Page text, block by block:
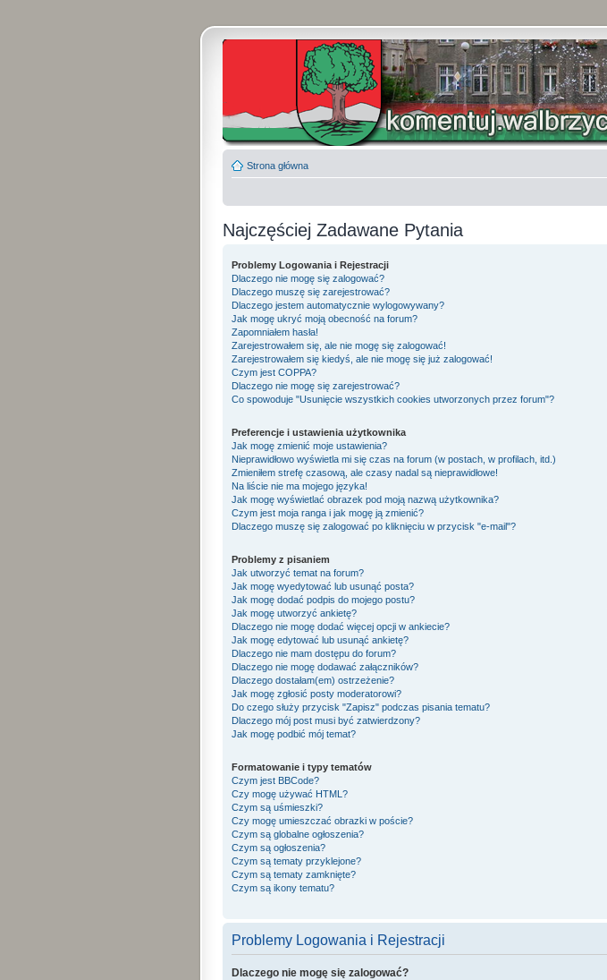
Strona główna
Najczęściej Zadawane Pytania
Problemy Logowania i Rejestracji
Dlaczego nie mogę się zalogować?
Dlaczego muszę się zarejestrować?
Dlaczego jestem automatycznie wylogowywany?
Jak mogę ukryć moją obecność na forum?
Zapomniałem hasła!
Zarejestrowałem się, ale nie mogę się zalogować!
Zarejestrowałem się kiedyś, ale nie mogę się już zalogować!
Czym jest COPPA?
Dlaczego nie mogę się zarejestrować?
Co spowoduje "Usunięcie wszystkich cookies utworzonych przez forum"?
Preferencje i ustawienia użytkownika
Jak mogę zmienić moje ustawienia?
Nieprawidłowo wyświetla mi się czas na forum (w postach, w profilach, itd.)
Zmieniłem strefę czasową, ale czasy nadal są nieprawidłowe!
Na liście nie ma mojego języka!
Jak mogę wyświetlać obrazek pod moją nazwą użytkownika?
Czym jest moja ranga i jak mogę ją zmienić?
Dlaczego muszę się zalogować po kliknięciu w przycisk "e-mail"?
Problemy z pisaniem
Jak utworzyć temat na forum?
Jak mogę wyedytować lub usunąć posta?
Jak mogę dodać podpis do mojego postu?
Jak mogę utworzyć ankietę?
Dlaczego nie mogę dodać więcej opcji w ankiecie?
Jak mogę edytować lub usunąć ankietę?
Dlaczego nie mam dostępu do forum?
Dlaczego nie mogę dodawać załączników?
Dlaczego dostałam(em) ostrzeżenie?
Jak mogę zgłosić posty moderatorowi?
Do czego służy przycisk "Zapisz" podczas pisania tematu?
Dlaczego mój post musi być zatwierdzony?
Jak mogę podbić mój temat?
Formatowanie i typy tematów
Czym jest BBCode?
Czy mogę używać HTML?
Czym są uśmieszki?
Czy mogę umieszczać obrazki w poście?
Czym są globalne ogłoszenia?
Czym są ogłoszenia?
Czym są tematy przyklejone?
Czym są tematy zamknięte?
Czym są ikony tematu?
Problemy Logowania i Rejestracji
Dlaczego nie mogę się zalogować?